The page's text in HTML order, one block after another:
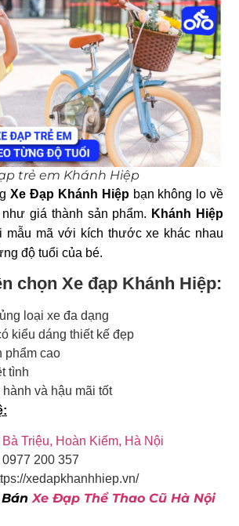
trẻ em Khánh Hiệp
Xe Đạp Khánh Hiệpbạn không lo về
giá thành sản phẩm. Khánh Hiệp
mẫu mã với kích thước xe khác nhau
độ tuổi của bé.
chọn Xe đạp Khánh Hiệp:
loại xe đa dạng
kiểu dáng thiết kế đẹp
phẩm cao
tình
và hậu mãi tốt
Bà Triệu, Hoàn Kiếm, Hà Nội
0977 200 357
xedapkhanhhiep.vn/
Bán Xe Đạp Thể Thao Cũ Hà Nội